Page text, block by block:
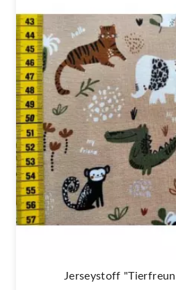
Jerseystoff